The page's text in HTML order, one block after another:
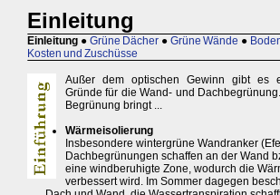
Einleitung
Einleitung ● Grüne Dächer ● Grüne Wände ●
Kosten und Zuschüsse
Außer dem optischen Gewinn gibt es
Gründe für die Wand- und
Begrünung bringt ...
Wärmeisolierung
Insbesondere wintergrüne Wandranker
Dachbegrünungen schaffen an der Wand
eine windberuhigte Zone, wodurch die
verbessert wird. Im Sommer dagegen